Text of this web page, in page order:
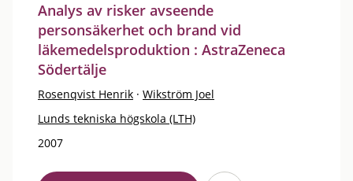
Analys av risker avseende
personsäkerhet och brand vid
läkemedelsproduktion : AstraZeneca
Södertälje
Rosenqvist Henrik · Wikström Joel
Lunds tekniska högskola (LTH)
2007